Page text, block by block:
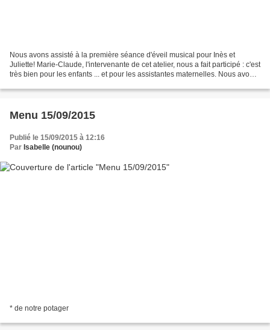
Nous avons assisté à la première séance d'éveil musical pour Inès et
Juliette! Marie-Claude, l'intervenante de cet atelier, nous a fait participé : c'est
très bien pour les enfants ... et pour les assistantes maternelles. Nous avons
Menu 15/09/2015
Publié le 15/09/2015 à 12:16
Par Isabelle (nounou)
* de notre potager